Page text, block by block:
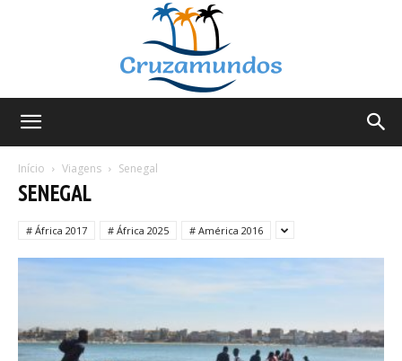
Início Viagens Senegal
SENEGAL
# África 2017 # África 2025 # América 2016